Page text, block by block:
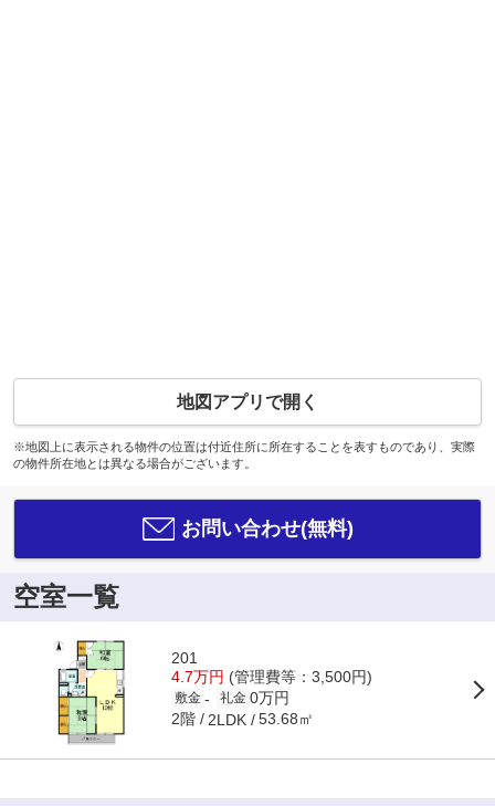
地図アプリで開く
※地図上に表示される物件の位置は付近住所に所在することを表すものであり、実際
の物件所在地とは異なる場合がございます。
お問い合わせ(無料)
空室一覧
201
4.7万円 (管理費等：3,500円)
敷金 - 礼金 0万円
2階 2LDK 53.68㎡